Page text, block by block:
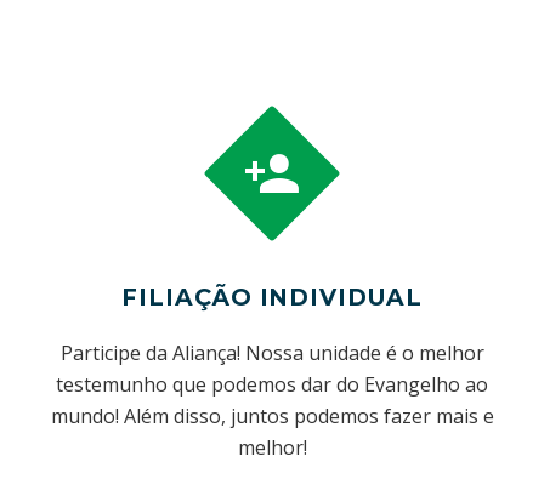


FILIAÇÃO INDIVIDUAL
Participe da Aliança! Nossa unidade é o melhor
testemunho que podemos dar do Evangelho ao
mundo! Além disso, juntos podemos fazer mais e
melhor!